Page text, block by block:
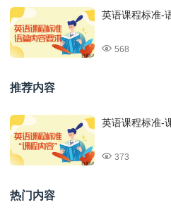
英语课程标准-
568
推荐内容
英语课程标准-
373
热门内容